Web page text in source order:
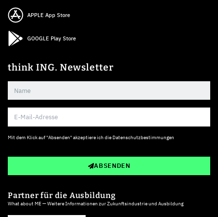
APPLE App Store
GOOGLE Play Store
think ING. Newsletter
Mit dem Klick auf "Absenden" akzeptiere ich die Datenschutzbestimmungen
ABSENDEN
Partner für die Ausbildung
What about ME — Weitere Informationen zur Zukunftsindustrie und Ausbildung